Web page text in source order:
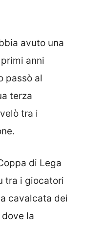
avuto una
anni
passò al
terza
tra i
di Lega
tra i giocatori
cavalcata dei
la